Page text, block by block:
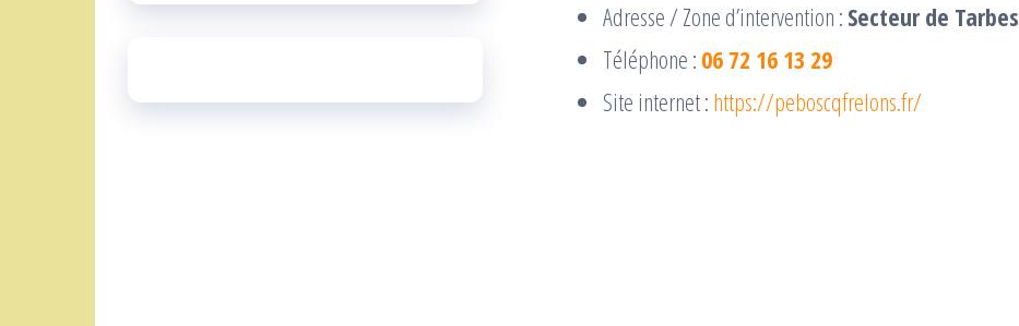
Adresse / Zone d’intervention : Secteur de Tarbes
Téléphone : 06 72 16 13 29
Site internet : https://peboscqfrelons.fr/